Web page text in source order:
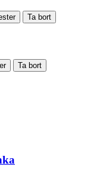
Ta bort
Ta bort